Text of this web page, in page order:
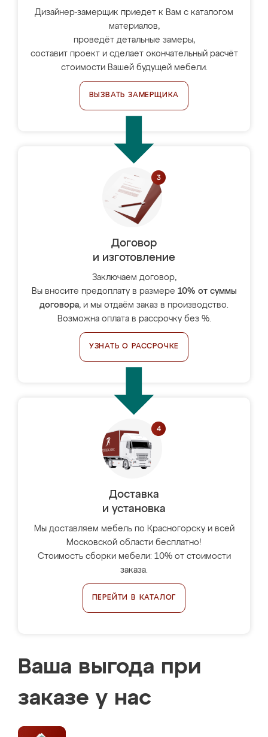
Дизайнер-замерщик приедет к Вам с каталогом
материалов,
проведёт детальные замеры,
составит проект и сделает окончательный расчёт
стоимости Вашей будущей мебели.
ВЫЗВАТЬ ЗАМЕРЩИКА
Договор
и изготовление
Заключаем договор,
Вы вносите предоплату в размере 10% от суммы
договора, и мы отдаём заказ в производство.
Возможна оплата в рассрочку без %.
УЗНАТЬ О РАССРОЧКЕ
Доставка
и установка
Мы доставляем мебель по Красногорску и всей
Московской области бесплатно!
Стоимость сборки мебели: 10% от стоимости
заказа.
ПЕРЕЙТИ В КАТАЛОГ
Ваша выгода при
заказе у нас